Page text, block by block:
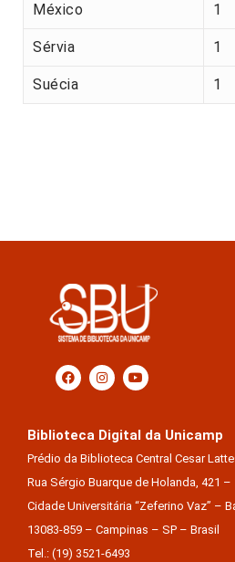
México 1
Sérvia 1
Suécia 1
Biblioteca Digital da Unicamp
Prédio da Biblioteca Central Cesar
Rua Sérgio Buarque de Holanda, 421 –
Cidade Universitária “Zeferino Vaz” –
13083-859 – Campinas – SP – Brasil
Tel.: (19) 3521-6493